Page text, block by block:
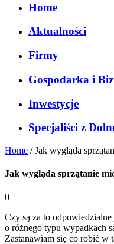
Home
Aktualności
Firmy
Gospodarka i
Inwestycje
Specjaliści z
Home /Jak wygląda
Jak wygląda sprzątanie
0
Czy są za to
o różnego typu wypadkach
Zastanawiam się co robić